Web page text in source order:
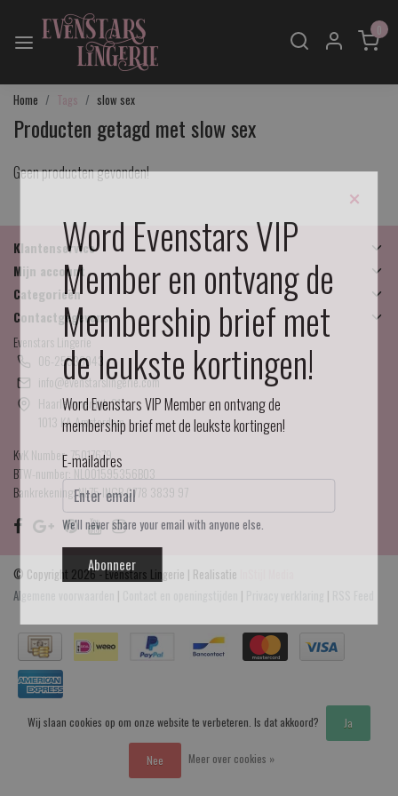
0
Home Tags slow sex
Producten getagd met slow sex
Geen producten gevonden!
Klantenservice
Mijn account
Categorieën
Contactgegevens
Evenstars Lingerie
06-25536043
info@evenstarslingerie.com
Haarlemmerdijk 21
1013 KA Amsterdam
KvK Number: 75017679
BTW-number: NL001595356B03
Bankrekening: NL75 INGB 0778 3839 97
© Copyright 2026 - Evenstars Lingerie | Realisatie
Algemene voorwaarden
| | |
×
Word Evenstars VIP
Member en ontvang de
Membership brief met
de leukste kortingen!
Word Evenstars VIP Member en ontvang de
membership brief met de leukste kortingen!
E-mailadres
We'll never share your email with anyone else.
Abonneer
Wij slaan cookies op om onze website te verbeteren. Is dat akkoord? Ja
Nee Meer over cookies »